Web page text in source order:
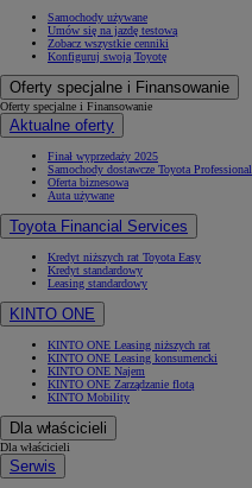
Samochody używane
Umów się na jazdę testową
Zobacz wszystkie cenniki
Konfiguruj swoją Toyotę
Oferty specjalne i Finansowanie
Oferty specjalne i Finansowanie
Aktualne oferty
Finał wyprzedaży 2025
Samochody dostawcze Toyota Professional
Oferta biznesowa
Auta używane
Toyota Financial Services
Kredyt niższych rat Toyota Easy
Kredyt standardowy
Leasing standardowy
KINTO ONE
KINTO ONE Leasing niższych rat
KINTO ONE Leasing konsumencki
KINTO ONE Najem
KINTO ONE Zarządzanie flotą
KINTO Mobility
Dla właścicieli
Dla właścicieli
Serwis